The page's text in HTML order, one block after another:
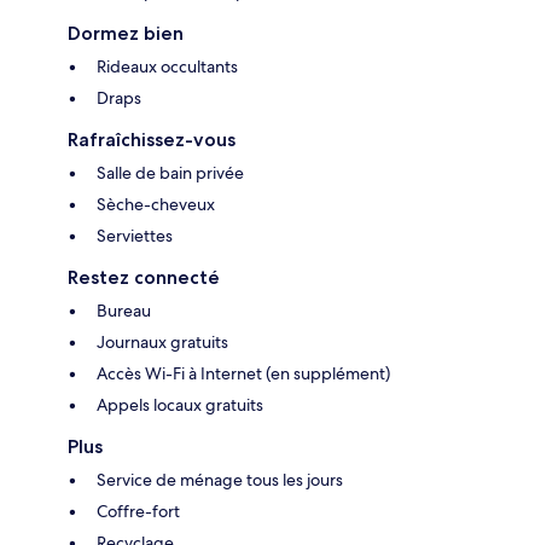
Dormez bien
Rideaux occultants
Draps
Rafraîchissez-vous
Salle de bain privée
Sèche-cheveux
Serviettes
Restez connecté
Bureau
Journaux gratuits
Accès Wi-Fi à Internet (en supplément)
Appels locaux gratuits
Plus
Service de ménage tous les jours
Coffre-fort